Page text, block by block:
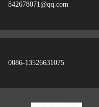
842678071@qq.com
0086-13526631075